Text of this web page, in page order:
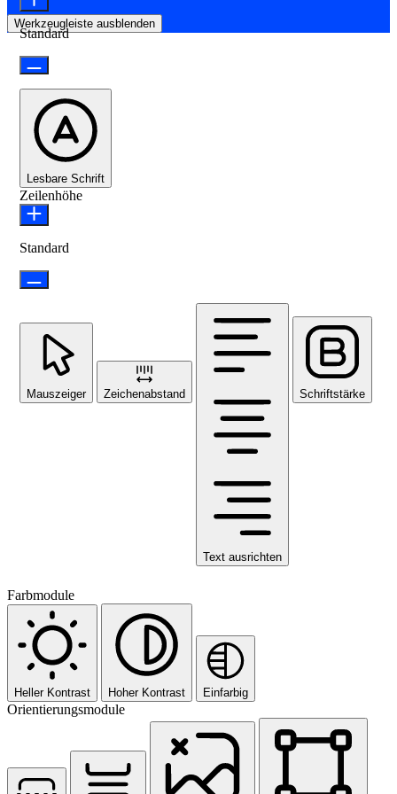
Werkzeugleiste ausblenden
Standard
Lesbare Schrift
Zeilenhöhe
Standard
Mauszeiger Zeichenabstand
Text ausrichten
Schriftstärke
Farbmodule
Heller Kontrast Hoher Kontrast Einfarbig
Orientierungsmodule